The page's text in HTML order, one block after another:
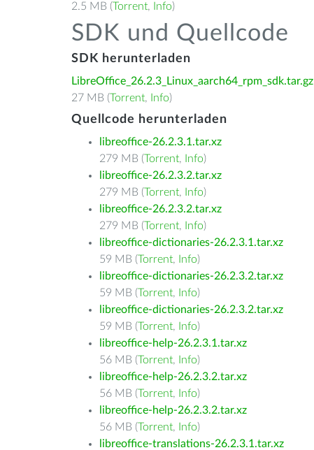
2.5 MB (Torrent, Info)
SDK und Quellcode
SDK herunterladen
LibreOffice_26.2.3_Linux_aarch64_rpm_sdk.tar.gz
27 MB (Torrent, Info)
Quellcode herunterladen
libreoffice-26.2.3.1.tar.xz
279 MB (Torrent, Info)
libreoffice-26.2.3.2.tar.xz
279 MB (Torrent, Info)
libreoffice-26.2.3.2.tar.xz
279 MB (Torrent, Info)
libreoffice-dictionaries-26.2.3.1.tar.xz
59 MB (Torrent, Info)
libreoffice-dictionaries-26.2.3.2.tar.xz
59 MB (Torrent, Info)
libreoffice-dictionaries-26.2.3.2.tar.xz
59 MB (Torrent, Info)
libreoffice-help-26.2.3.1.tar.xz
56 MB (Torrent, Info)
libreoffice-help-26.2.3.2.tar.xz
56 MB (Torrent, Info)
libreoffice-help-26.2.3.2.tar.xz
56 MB (Torrent, Info)
libreoffice-translations-26.2.3.1.tar.xz